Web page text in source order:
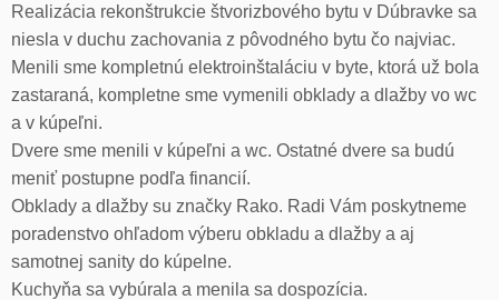
Realizácia rekonštrukcie štvorizbového bytu v Dúbravke sa
niesla v duchu zachovania z pôvodného bytu čo najviac.
Menili sme kompletnú elektroinštaláciu v byte, ktorá už bola
zastaraná, kompletne sme vymenili obklady a dlažby vo wc
a v kúpeľni.
Dvere sme menili v kúpeľni a wc. Ostatné dvere sa budú
meniť postupne podľa financií.
Obklady a dlažby su značky Rako. Radi Vám poskytneme
poradenstvo ohľadom výberu obkladu a dlažby a aj
samotnej sanity do kúpelne.
Kuchyňa sa vybúrala a menila sa dospozícia.